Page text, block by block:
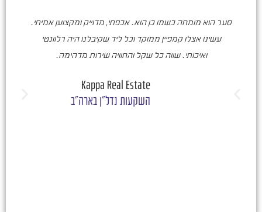
סער הוא מומחה כשמו כן הוא. אכפתי, מדוייק ומקצוען אמיתי.
עשינו אצלו קמפיין ממוקד וכל ליד שקיבלנו היה רלוונטי
ואיכותי. שווה כל שקל והחוויה שירות מדהימה.
Kappa Real Estate
השקעות נדל"ן בארה"ב